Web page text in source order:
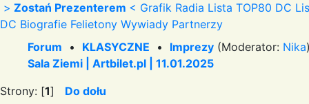
> Zostań Prezenterem < Grafik Radia Lista TOP80 DC
DC Biografie Felietony Wywiady Partnerzy
Forum • KLASYCZNE • Imprezy (Moderator: Nika
Sala Ziemi | Artbilet.pl | 11.01.2025
Strony: [1] Do dołu